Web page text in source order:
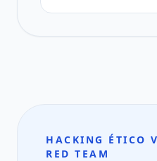
HACKING ÉTICO
RED TEAM